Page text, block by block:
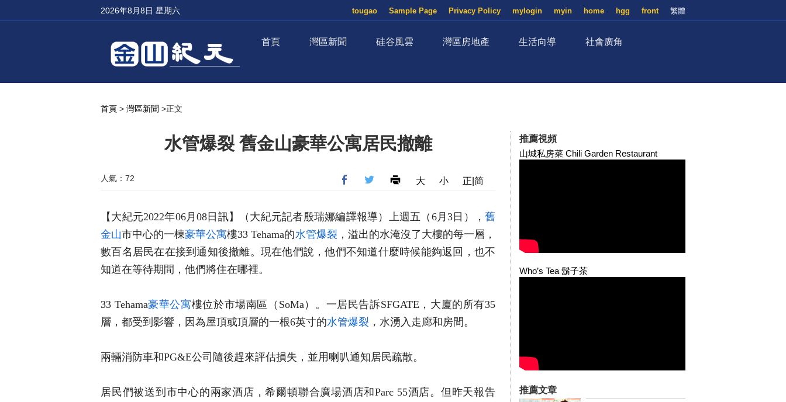
2026年8月8日 星期六 繁體
front
hgg
home
myin
mylogin
Privacy Policy
Sample Page
tougao
首頁 灣區新聞 硅谷風雲 灣區房地產 生活向導 社會廣角
首頁 > 灣區新聞 >正文
水管爆裂 舊金山豪華公寓居民撤離
人氣：72 大 小 正|简
【大紀元2022年06月08日訊】（大紀元記者殷瑞娜編譯報導）上週五（6月3日）， 舊
金山市中心的一棟豪華公寓樓33 Tehama的水管爆裂 ，溢出的水淹沒了大樓的每一層，
數百名居民在在接到通知後撤離。現在他們說，他們不知道什麼時候能夠返回，也不
知道在等待期間，他們將住在哪裡。
33 Tehama豪華公寓樓位於市場南區（SoMa）。一居民告訴SFGATE，大廈的所有35
層，都受到影響，因為屋頂或頂層的一根6英寸的水管爆裂 ，水湧入走廊和房間。
兩輛消防車和PG&E公司隨後趕來評估損失，並用喇叭通知居民疏散。
居民們被送到市中心的兩家酒店，希爾頓聯合廣場酒店和Parc 55酒店。但昨天報告
推薦視頻
山城私房菜 Chili Garden Restaurant
Who’s Tea 鬍子茶
推薦文章